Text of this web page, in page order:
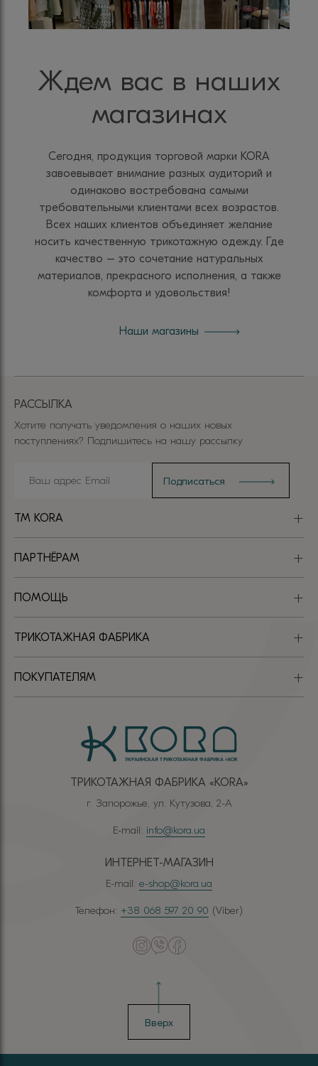
Ждем вас в наших
магазинах
Сегодня, продукция торговой марки KORA
завоевывает внимание разных аудиторий и
одинаково востребована самыми
требовательными клиентами всех возрастов.
Всех наших клиентов объединяет желание
носить качественную трикотажную одежду. Где
качество – это сочетание натуральных
материалов, прекрасного исполнения, а также
комфорта и удовольствия!
Наши магазины
ТРИКОТАЖНАЯ ФАБРИКА «КОRА»
г. Запорожье, ул. Кутузова, 2-А
E-mail: info@kora.ua
ИНТЕРНЕТ-МАГАЗИН
E-mail: e-shop@kora.ua
Телефон: +38 068 597 20 90 (Viber)
TM KORA
ПАРТНЁРАМ
ПОМОЩЬ
ТРИКОТАЖНАЯ ФАБРИКА
ПОКУПАТЕЛЯМ
РАССЫЛКА
Хотите получать уведомления о наших новых
поступлениях? Подпишитесь на нашу рассылку
Вверх